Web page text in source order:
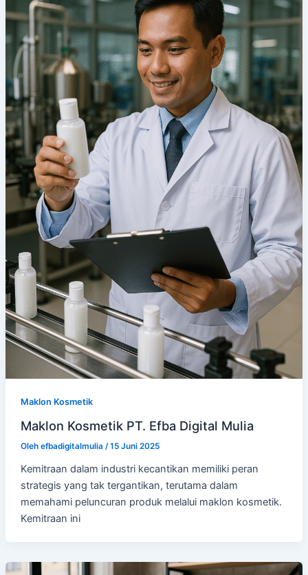
Maklon Kosmetik
Maklon Kosmetik PT. Efba Digital Mulia
Oleh efbadigitalmulia /15 Juni 2025
Kemitraan dalam industri kecantikan memiliki peran
strategis yang tak tergantikan, terutama dalam
memahami peluncuran produk melalui maklon kosmetik.
Kemitraan ini